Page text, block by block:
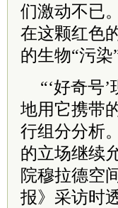
们激动不已
在这颗红色
的生物“污染”
“‘好奇号
地用它携带
行组分分析
的立场继续
院穆拉德空
报》采访时